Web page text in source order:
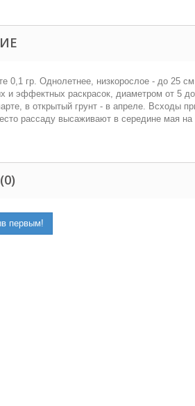
0,1 гр. Однолетнее, низкорослое - до 25
и эффектных раскрасок, диаметром от 5
в открытый грунт - в апреле. Всходы
рассаду высаживают в середине мая
первым!